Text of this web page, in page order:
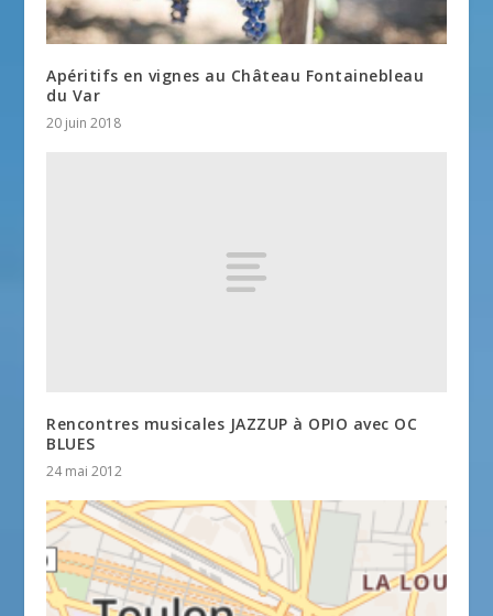
Apéritifs en vignes au Château Fontainebleau
du Var
20 juin 2018
Rencontres musicales JAZZUP à OPIO avec OC
BLUES
24 mai 2012